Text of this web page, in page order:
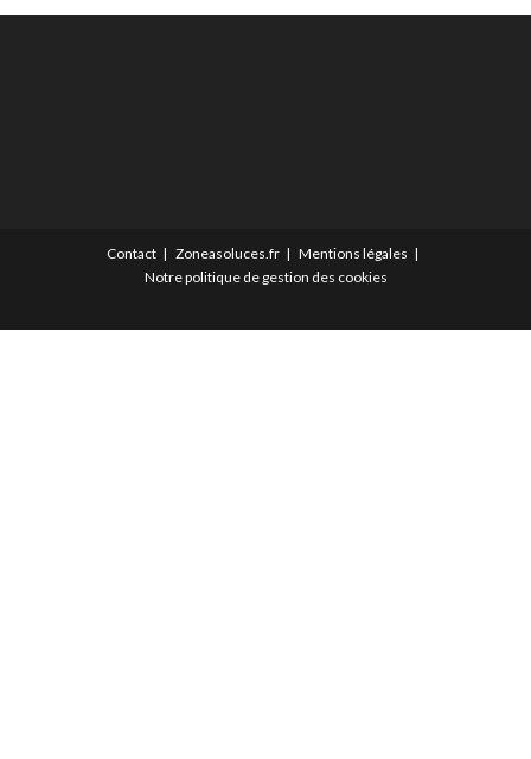
Contact Zoneasoluces.fr
Mentions légales
Notre politique de gestion des cookies